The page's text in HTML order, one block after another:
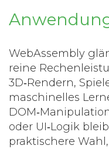
WebAssembly
reine
3D‑Rendern,
maschinelles
oder UI‑Logik
praktischere